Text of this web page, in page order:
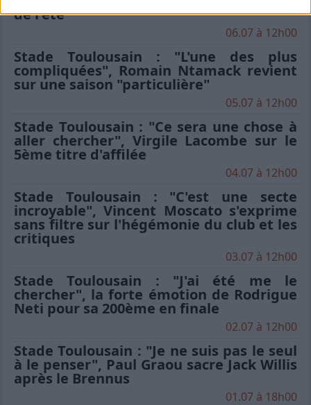
de l'été
06.07 à 12h00
Stade Toulousain : "L'une des plus
compliquées", Romain Ntamack revient
sur une saison "particulière"
05.07 à 12h00
Stade Toulousain : "Ce sera une chose à
aller chercher", Virgile Lacombe sur le
5ème titre d'affilée
04.07 à 12h00
Stade Toulousain : "C'est une secte
incroyable", Vincent Moscato s'exprime
sans filtre sur l'hégémonie du club et les
critiques
03.07 à 12h00
Stade Toulousain : "J'ai été me le
chercher", la forte émotion de Rodrigue
Neti pour sa 200ème en finale
02.07 à 12h00
Stade Toulousain : "Je ne suis pas le seul
à le penser", Paul Graou sacre Jack Willis
après le Brennus
01.07 à 18h00